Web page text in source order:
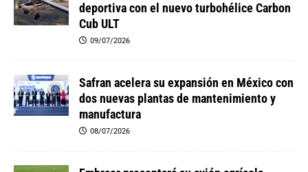
deportiva con el nuevo turbohélice Carbon
Cub ULT
09/07/2026
Safran acelera su expansión en México con
dos nuevas plantas de mantenimiento y
manufactura
08/07/2026